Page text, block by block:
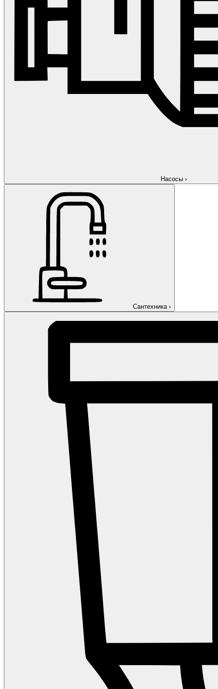
Насосы ›
Сантехника ›